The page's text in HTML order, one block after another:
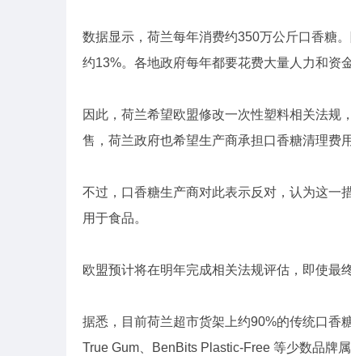
数据显示，荷兰每年消费约350万公斤口香糖
约13%。各地政府每年都要花费大量人力和资
因此，荷兰希望欧盟修改一次性塑料相关法规
售，荷兰政府也希望生产商承担口香糖清理费用
不过，口香糖生产商对此表示反对，认为这一
用于食品。
欧盟预计将在明年完成相关法规评估，即使最
据悉，目前荷兰超市货架上约90%的传统口香
True Gum、BenBits Plastic-Free 等少数品牌